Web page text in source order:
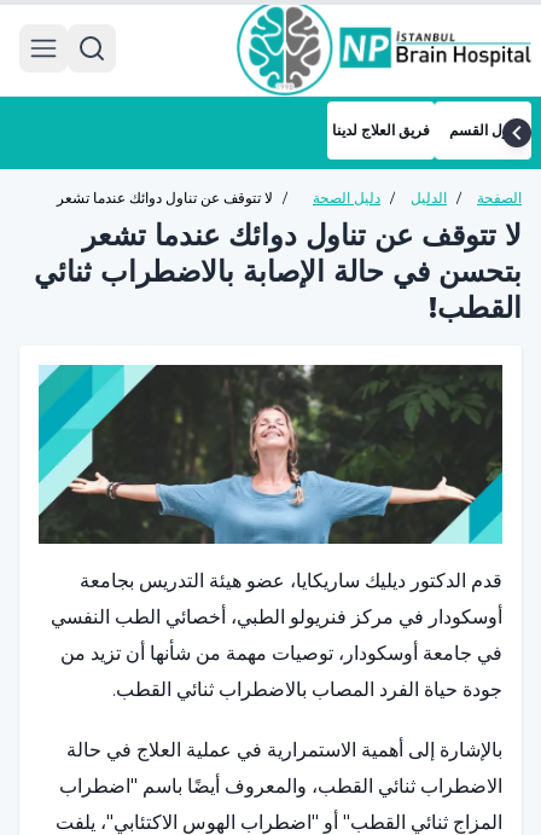
حول القسم فريق العلاج لدينا
الصفحة
الرئيسية
/ الدليل
/ دليل الصحة
النفسية
للبالغين
/ لا تتوقف عن تناول دوائك عندما تشعر
بتحسن في حالة الإصابة بالاضطراب ثنائي
القطب!
لا تتوقف عن تناول دوائك عندما تشعر
بتحسن في حالة الإصابة بالاضطراب ثنائي
القطب!
قدم الدكتور ديليك ساريكايا، عضو هيئة التدريس بجامعة
أوسكودار في مركز فنريولو الطبي، أخصائي الطب النفسي
في جامعة أوسكودار، توصيات مهمة من شأنها أن تزيد من
جودة حياة الفرد المصاب بالاضطراب ثنائي القطب.
بالإشارة إلى أهمية الاستمرارية في عملية العلاج في حالة
الاضطراب ثنائي القطب، والمعروف أيضًا باسم "اضطراب
المزاج ثنائي القطب" أو "اضطراب الهوس الاكتئابي"، يلفت